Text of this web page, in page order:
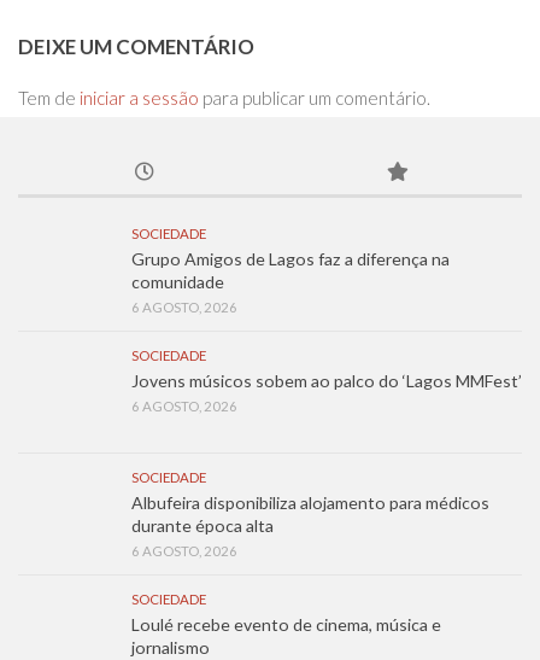
DEIXE UM COMENTÁRIO
Tem de iniciar a sessão para publicar um comentário.
SOCIEDADE
Grupo Amigos de Lagos faz a diferença na
comunidade
6 AGOSTO, 2026
SOCIEDADE
Jovens músicos sobem ao palco do ‘Lagos MMFest’
6 AGOSTO, 2026
SOCIEDADE
Albufeira disponibiliza alojamento para médicos
durante época alta
6 AGOSTO, 2026
SOCIEDADE
Loulé recebe evento de cinema, música e
jornalismo